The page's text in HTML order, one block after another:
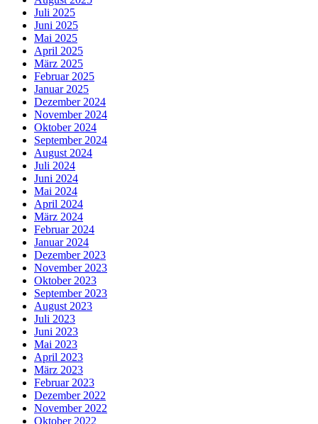
Juli 2025
Juni 2025
Mai 2025
April 2025
März 2025
Februar 2025
Januar 2025
Dezember 2024
November 2024
Oktober 2024
September 2024
August 2024
Juli 2024
Juni 2024
Mai 2024
April 2024
März 2024
Februar 2024
Januar 2024
Dezember 2023
November 2023
Oktober 2023
September 2023
August 2023
Juli 2023
Juni 2023
Mai 2023
April 2023
März 2023
Februar 2023
Dezember 2022
November 2022
Oktober 2022